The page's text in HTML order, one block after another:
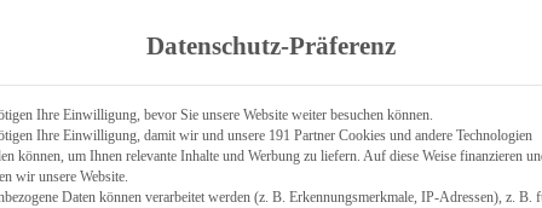
KÄSEKUCHEN
Datenschutz-Präferenz
Ihre Einwilligung, bevor Sie unsere Website weiter besuchen können.
Ihre Einwilligung, damit wir und unsere 191 Partner Cookies und andere Technologien
können, um Ihnen relevante Inhalte und Werbung zu liefern. Auf diese Weise finanzieren
wir unsere Website.
Daten können verarbeitet werden (z. B. Erkennungsmerkmale, IP-Adressen), z. B.